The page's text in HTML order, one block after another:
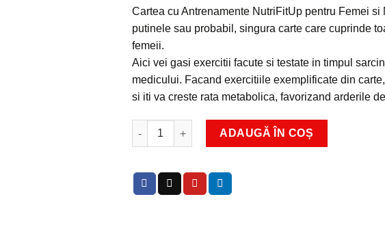
Cartea cu Antrenamente NutriFitUp pentru Femei
putinele sau probabil, singura carte care cuprinde
femeii.
Aici vei gasi exercitii facute si testate in timpul
medicului. Facand exercitiile exemplificate din
si iti va creste rata metabolica, favorizand arderile
ADAUGĂ ÎN COȘ